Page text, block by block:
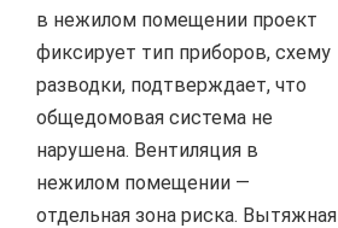
в нежилом помещении проект
фиксирует тип приборов, схему
разводки, подтверждает, что
общедомовая система не
нарушена. Вентиляция в
нежилом помещении —
отдельная зона риска. Вытяжная